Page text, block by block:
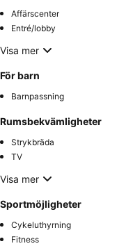
Affärscenter
Entré/lobby
Visa mer
För barn
Barnpassning
Rumsbekvämligheter
Strykbräda
TV
Visa mer
Sportmöjligheter
Cykeluthyrning
Fitness